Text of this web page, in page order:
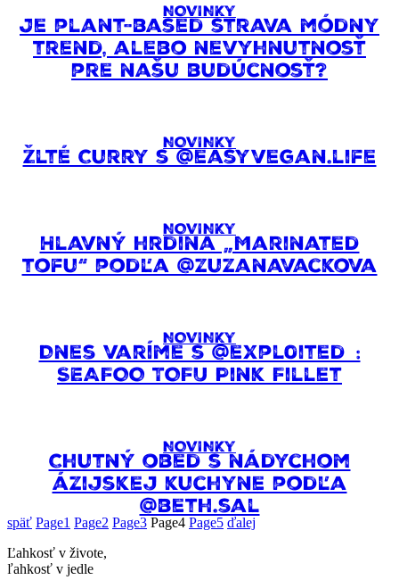
NOVINKY
Je plant-based strava módny
trend, alebo nevyhnutnosť
pre našu budúcnosť?
NOVINKY
Žlté Curry s @easyvegan.life
NOVINKY
Hlavný hrdina „Marinated
tofu“ podľa @zuzanavackova
NOVINKY
Dnes varíme s @expl0ited_:
SEAFOO TOFU Pink Fillet
NOVINKY
Chutný obed s nádychom
ázijskej kuchyne podľa
@beth.sal
späť Page1 Page2 Page3 Page4 Page5 ďalej
Ľahkosť v živote,
ľahkosť v jedle